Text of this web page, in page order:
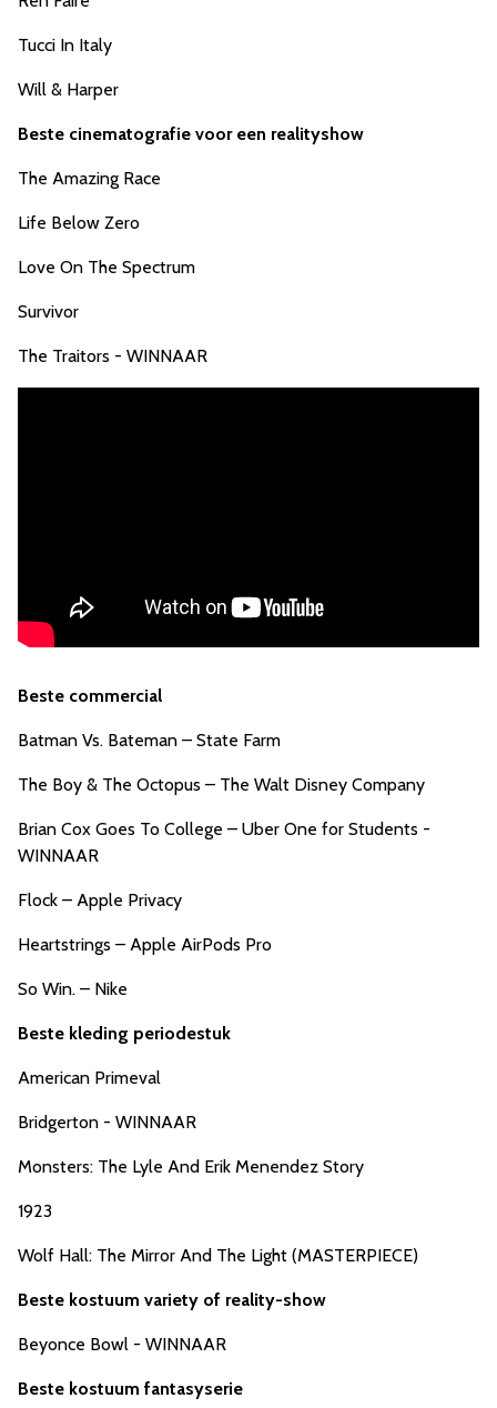
Tucci In Italy
Will & Harper
Beste cinematografie voor een realityshow
The Amazing Race
Life Below Zero
Love On The Spectrum
Survivor
The Traitors - WINNAAR
Beste commercial
Batman Vs. Bateman – State Farm
The Boy & The Octopus – The Walt Disney Company
Brian Cox Goes To College – Uber One for Students -
WINNAAR
Flock – Apple Privacy
Heartstrings – Apple AirPods Pro
So Win. – Nike
Beste kleding periodestuk
American Primeval
Bridgerton - WINNAAR
Monsters: The Lyle And Erik Menendez Story
1923
Wolf Hall: The Mirror And The Light (MASTERPIECE)
Beste kostuum variety of reality-show
Beyonce Bowl - WINNAAR
Beste kostuum fantasyserie